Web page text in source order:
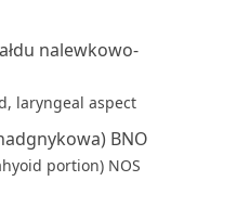
nalewkowo-
laryngeal aspect
BNO
portion) NOS